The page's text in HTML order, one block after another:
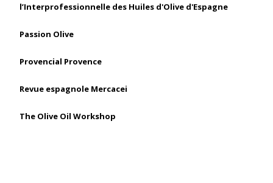
l’Interprofessionnelle des Huiles d'Olive d'Espagne
Passion Olive
Provencial Provence
Revue espagnole Mercacei
The Olive Oil Workshop